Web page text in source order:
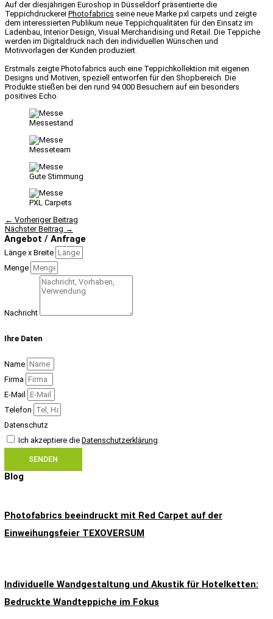
Auf der diesjährigen Euroshop in Düsseldorf präsentierte die
Teppichdruckerei Photofabrics seine neue Marke pxl carpets und zeigte
dem interessierten Publikum neue Teppichqualitäten für den Einsatz im
Ladenbau, Interior Design, Visual Merchandising und Retail. Die Teppiche
werden im Digitaldruck nach den individuellen Wünschen und
Motivvorlagen der Kunden produziert.
Erstmals zeigte Photofabrics auch eine Teppichkollektion mit eigenen
Designs und Motiven, speziell entworfen für den Shopbereich. Die
Produkte stießen bei den rund 94.000 Besuchern auf ein besonders
positives Echo.
Messestand
Messeteam
Gute Stimmung
PXL Carpets
← Vorheriger Beitrag
Nächster Beitrag →
Angebot / Anfrage
Länge x Breite
Menge
Nachricht
Ihre Daten
Name
Firma
E-Mail
Telefon
Datenschutz
Ich akzeptiere die Datenschutzerklärung
SENDEN
Blog
Photofabrics beeindruckt mit Red Carpet auf der
Einweihungsfeier TEXOVERSUM
Individuelle Wandgestaltung und Akustik für Hotelketten:
Bedruckte Wandteppiche im Fokus